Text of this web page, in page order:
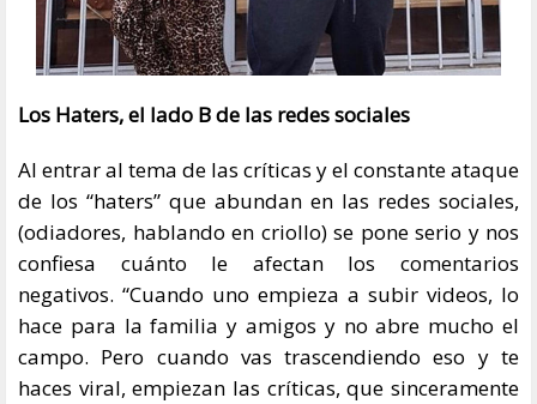
Los Haters, el lado B de las redes sociales
Al entrar al tema de las críticas y el constante ataque
de los “haters” que abundan en las redes sociales,
(odiadores, hablando en criollo) se pone serio y nos
confiesa cuánto le afectan los comentarios
negativos. “Cuando uno empieza a subir videos, lo
hace para la familia y amigos y no abre mucho el
campo. Pero cuando vas trascendiendo eso y te
haces viral, empiezan las críticas, que sinceramente